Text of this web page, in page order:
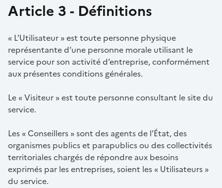
Article 3 - Définitions
« L’Utilisateur » est toute personne physique
représentante d’une personne morale utilisant le
service pour son activité d’entreprise, conformément
aux présentes conditions générales.
Le « Visiteur » est toute personne consultant le site du
service.
Les « Conseillers » sont des agents de l’État, des
organismes publics et parapublics ou des collectivités
territoriales chargés de répondre aux besoins
exprimés par les entreprises, soient les « Utilisateurs »
du service.